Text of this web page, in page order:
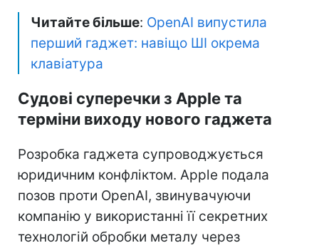
Читайте більше: OpenAI випустила
перший гаджет: навіщо ШІ окрема
клавіатура
Судові суперечки з Apple та
терміни виходу нового гаджета
Розробка гаджета супроводжується
юридичним конфліктом. Apple подала
позов проти OpenAI, звинувачуючи
компанію у використанні її секретних
технологій обробки металу через